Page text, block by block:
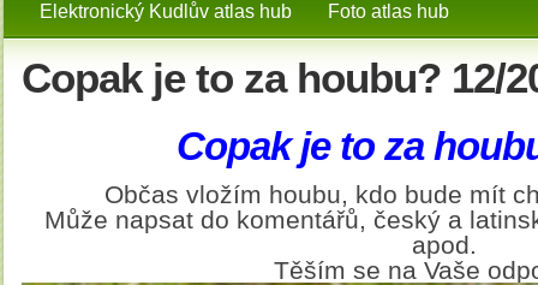
Elektronický Kudlův atlas hub Foto atlas hub
Copak je to za houbu? 12/
Copak je to za
Občas vložím houbu, kdo bude mít
Může napsat do komentářů, český a
apod.
Těším se na Vaše